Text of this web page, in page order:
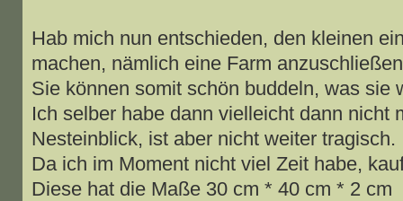
Hab mich nun entschieden, den kleinen
machen, nämlich eine Farm
Sie können somit schön buddeln, was sie
Ich selber habe dann vielleicht dann nicht
Nesteinblick, ist aber nicht weiter tragisch.
Da ich im Moment nicht viel Zeit habe,
Diese hat die Maße 30 cm * 40 cm * 2 cm